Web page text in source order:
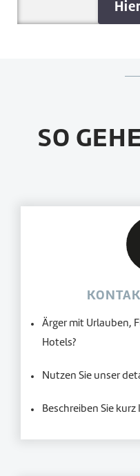
SO
Ärger mit Urlauben,
Hotels?
Nutzen Sie unser
Beschreiben Sie kurz